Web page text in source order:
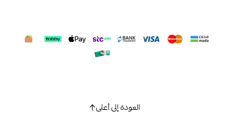
العودة إلى أعلى